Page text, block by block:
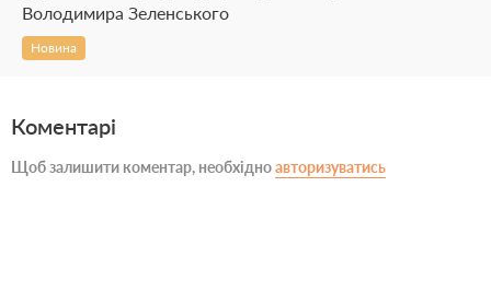
Володимира Зеленського
Новина
Коментарі
Щоб залишити коментар, необхідноавторизуватись